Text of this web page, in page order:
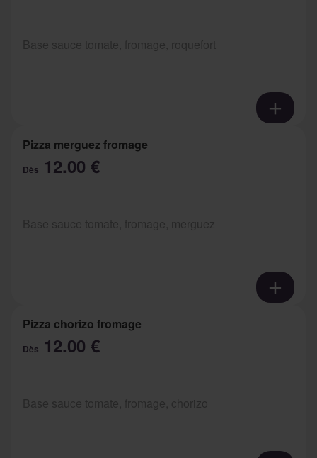
Pizza merguez fromage
Dès 12.00 €
Pizza chorizo fromage
Dès 12.00 €